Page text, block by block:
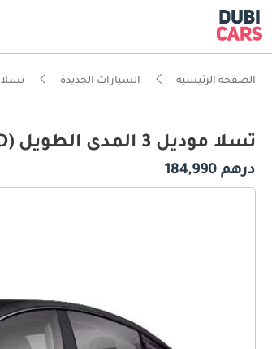
الصفحة الرئيسية السيارات الجديدة تسلا
تسلا موديل 3 المدى الطويل (AWD) 2026
درهم 184,990